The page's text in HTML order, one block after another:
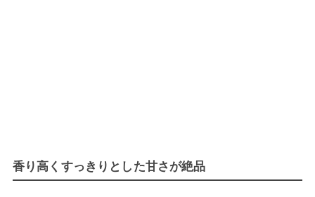
香り高くすっきりとした甘さが絶品